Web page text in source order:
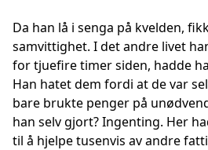
Da han lå i senga på kvelden,
samvittighet. I det andre livet
for tjuefire timer siden, hadde
Han hatet dem fordi at de var
bare brukte penger på
han selv gjort? Ingenting. Her
til å hjelpe tusenvis av andre